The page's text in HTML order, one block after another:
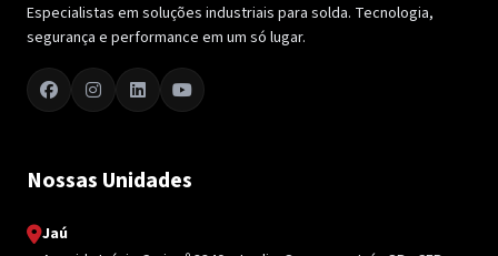
Especialistas em soluções industriais para solda. Tecnologia,
segurança e performance em um só lugar.
Nossas Unidades
Jaú